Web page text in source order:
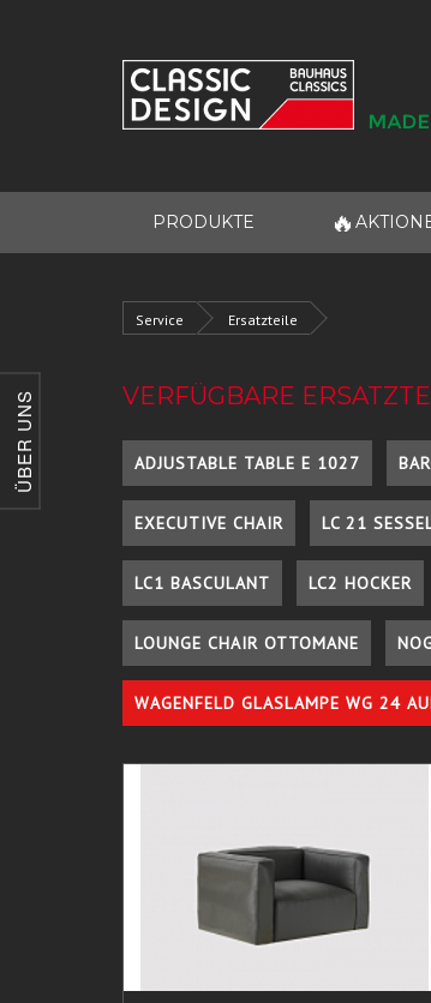
ÜBER UNS
PRODUKTE 🔥
Service Ersatzteile
VERFÜGBARE
ADJUSTABLE TABLE E 1027
EXECUTIVE CHAIR LC 21
LC1 BASCULANT LC2 HOCKER
LOUNGE CHAIR OTTOMANE
WAGENFELD GLASLAMPE WG 24